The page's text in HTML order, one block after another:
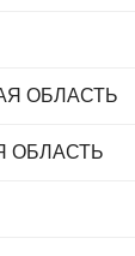
ОБЛАСТЬ
ОБЛАСТЬ